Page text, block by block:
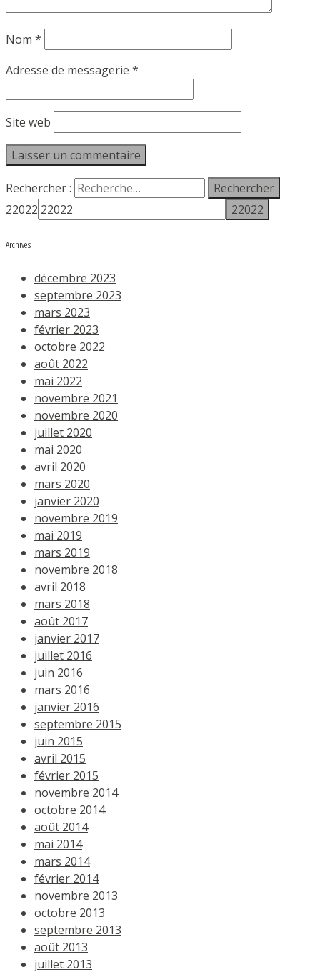
Nom *
Adresse de messagerie *
Site web
Rechercher :
22022
Archives
décembre 2023
septembre 2023
mars 2023
février 2023
octobre 2022
août 2022
mai 2022
novembre 2021
novembre 2020
juillet 2020
mai 2020
avril 2020
mars 2020
janvier 2020
novembre 2019
mai 2019
mars 2019
novembre 2018
avril 2018
mars 2018
août 2017
janvier 2017
juillet 2016
juin 2016
mars 2016
janvier 2016
septembre 2015
juin 2015
avril 2015
février 2015
novembre 2014
octobre 2014
août 2014
mai 2014
mars 2014
février 2014
novembre 2013
octobre 2013
septembre 2013
août 2013
juillet 2013